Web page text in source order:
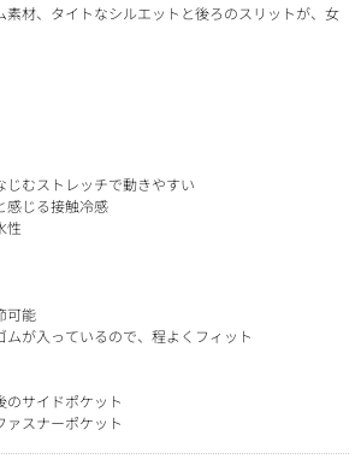
素材、タイトなシルエットと後ろのスリットが、女
じむストレッチで動きやすい
感じる接触冷感
性
可能
ムが入っているので、程よくフィット
のサイドポケット
ァスナーポケット